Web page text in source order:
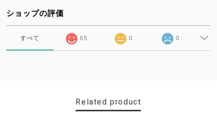
ショップの評価
すべて 65 0 0
Related product